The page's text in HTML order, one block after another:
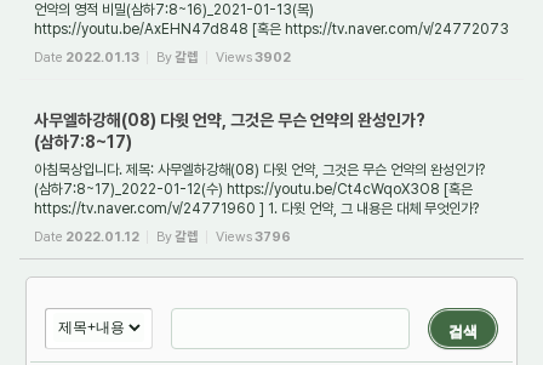
언약의 영적 비밀(삼하7:8~16)_2021-01-13(목)
https://youtu.be/AxEHN47d848 [혹은 https://tv.naver.com/v/24772073
] 1. 왜 다윗은 성전을 지을 수 없다고 했을까? 하나님께...
Date 2022.01.13 By갈렙 Views3902
사무엘하강해(08) 다윗 언약, 그것은 무슨 언약의 완성인가?
(삼하7:8~17)
아침묵상입니다. 제목: 사무엘하강해(08) 다윗 언약, 그것은 무슨 언약의 완성인가?
(삼하7:8~17)_2022-01-12(수) https://youtu.be/Ct4cWqoX3O8 [혹은
https://tv.naver.com/v/24771960 ] 1. 다윗 언약, 그 내용은 대체 무엇인가?
하나님께서 다윗과 맺은 언약...
Date 2022.01.12 By갈렙 Views3796
검색